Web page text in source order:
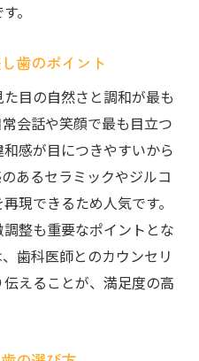
。
歯のポイント
目の自然さと調和が最も
会話や笑顔で最も目立つ
感が目につきやすいから
あるセラミックやジルコ
現できるため人気です。
整も重要なポイントとな
歯科医師とのカウンセリ
えることが、満足度の高